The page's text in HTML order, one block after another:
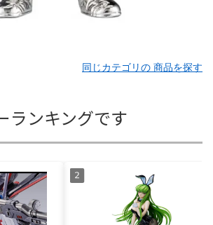
同じカテゴリの 商品を探す
ランキングです